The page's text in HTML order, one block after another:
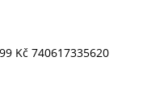
Kč 740617335620